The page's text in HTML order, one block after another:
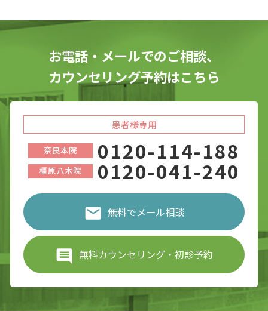
お電話・メールでのご相談、
カウンセリング予約はこちら
患者様専用
奈良本院 0120-114-188
橿原八木院 0120-041-240
無料でメール相談
無料カウンセリング・初診予約